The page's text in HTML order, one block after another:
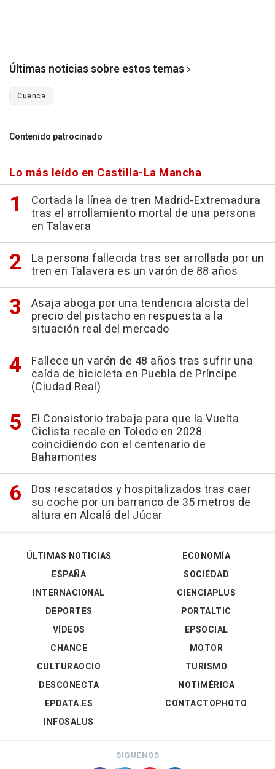
Últimas noticias sobre estos temas
Cuenca
Contenido patrocinado
Lo más leído en Castilla-La Mancha
Cortada la línea de tren Madrid-Extremadura
tras el arrollamiento mortal de una persona
en Talavera
La persona fallecida tras ser arrollada por un
tren en Talavera es un varón de 88 años
Asaja aboga por una tendencia alcista del
precio del pistacho en respuesta a la
situación real del mercado
Fallece un varón de 48 años tras sufrir una
caída de bicicleta en Puebla de Príncipe
(Ciudad Real)
El Consistorio trabaja para que la Vuelta
Ciclista recale en Toledo en 2028
coincidiendo con el centenario de
Bahamontes
Dos rescatados y hospitalizados tras caer
su coche por un barranco de 35 metros de
altura en Alcalá del Júcar
ÚLTIMAS NOTICIAS
ESPAÑA
INTERNACIONAL
DEPORTES
VÍDEOS
ECONOMÍA
SOCIEDAD
CIENCIAPLUS
PORTALTIC
EPSOCIAL
CHANCE
CULTURAOCIO
DESCONECTA
EPDATA.ES
INFOSALUS
MOTOR
TURISMO
NOTIMÉRICA
CONTACTOPHOTO
SÍGUENOS